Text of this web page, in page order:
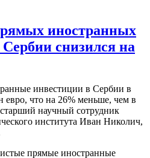
иностранных
снизился на
инвестиции в Сербии в
евро, что на 26% меньше, чем в
научный сотрудник
института Иван Николич,
прямые иностранные